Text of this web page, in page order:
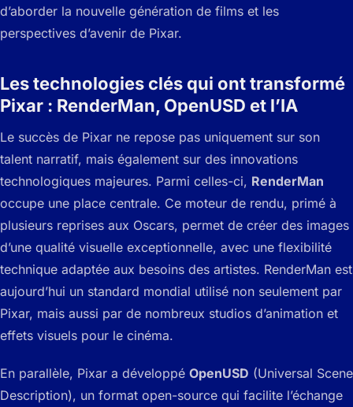
d’aborder la nouvelle génération de films et les
perspectives d’avenir de Pixar.
Les technologies clés qui ont transformé
Pixar : RenderMan, OpenUSD et l’IA
Le succès de Pixar ne repose pas uniquement sur son
talent narratif, mais également sur des innovations
technologiques majeures. Parmi celles-ci, RenderMan
occupe une place centrale. Ce moteur de rendu, primé à
plusieurs reprises aux Oscars, permet de créer des images
d’une qualité visuelle exceptionnelle, avec une flexibilité
technique adaptée aux besoins des artistes. RenderMan est
aujourd’hui un standard mondial utilisé non seulement par
Pixar, mais aussi par de nombreux studios d’animation et
effets visuels pour le cinéma.
En parallèle, Pixar a développé OpenUSD (Universal Scene
Description), un format open-source qui facilite l’échange